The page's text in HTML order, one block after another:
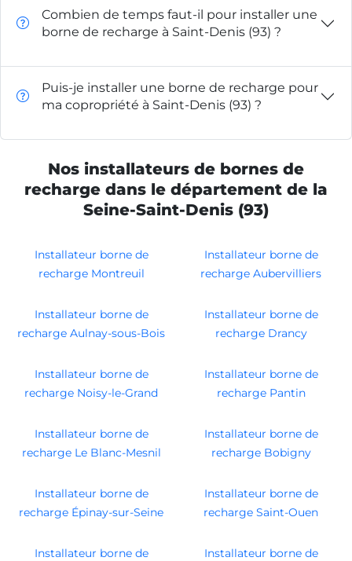
Combien de temps faut-il pour installer une
borne de recharge à Saint-Denis (93) ?
Puis-je installer une borne de recharge pour
ma copropriété à Saint-Denis (93) ?
Nos installateurs de bornes de
recharge dans le département de la
Seine-Saint-Denis (93)
Installateur borne de
recharge Montreuil
Installateur borne de
recharge Aubervilliers
Installateur borne de
recharge Aulnay-sous-Bois
Installateur borne de
recharge Drancy
Installateur borne de
recharge Noisy-le-Grand
Installateur borne de
recharge Pantin
Installateur borne de
recharge Le Blanc-Mesnil
Installateur borne de
recharge Bobigny
Installateur borne de
recharge Épinay-sur-Seine
Installateur borne de
recharge Saint-Ouen
Installateur borne de
Installateur borne de